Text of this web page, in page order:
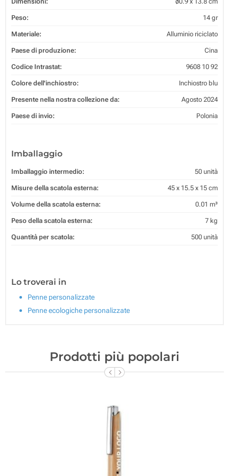
Peso: 14 gr
Materiale: Alluminio riciclato
Paese di produzione: Cina
Codice Intrastat: 9608 10 92
Colore dell'inchiostro: Inchiostro blu
Presente nella nostra collezione da: Agosto 2024
Paese di invio: Polonia
Imballaggio
Imballaggio intermedio: 50 unità
Misure della scatola esterna: 45 x 15.5 x 15 cm
Volume della scatola esterna: 0.01 m³
Peso della scatola esterna: 7 kg
Quantità per scatola: 500 unità
Lo troverai in
Penne personalizzate
Penne ecologiche personalizzate
Prodotti più popolari